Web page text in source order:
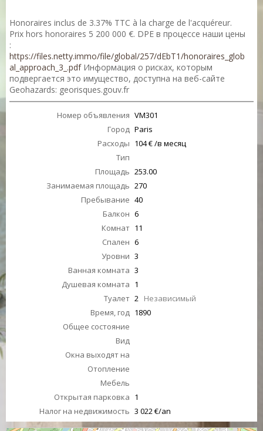
Honoraires inclus de 3.37% TTC à la charge de l'acquéreur.
Prix hors honoraires 5 200 000 €. DPE в процессе наши цены
:
https://files.netty.immo/file/global/257/dEbT1/honoraires_glob
al_approach_3_.pdfИнформация о рисках, которым
подвергается это имущество, доступна на веб-сайте
Geohazards: georisques.gouv.fr
Номер объявления VM301
Город Paris
Расходы 104 € /в месяц
Тип
Площадь 253.00
Занимаемая площадь 270
Пребывание 40
Балкон 6
Комнат 11
Спален 6
Уровни 3
Ванная комната 3
Душевая комната 1
Туалет 2 Независимый
Время, год 1890
Общее состояние
Вид
Окна выходят на
Отопление
Мебель
Открытая парковка 1
Налог на недвижимость 3 022 €/an